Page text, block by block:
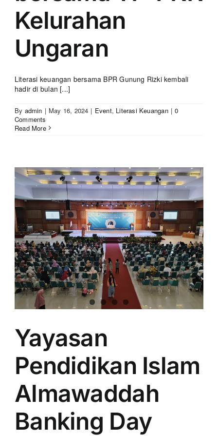
Kelurahan
Ungaran
Literasi keuangan bersama BPR Gunung Rizki kembali
hadir di bulan [...]
By admin | May 16, 2024 | Event, Literasi Keuangan | 0
Comments
Read More
Yayasan
Pendidikan Islam
Almawaddah
Banking Day